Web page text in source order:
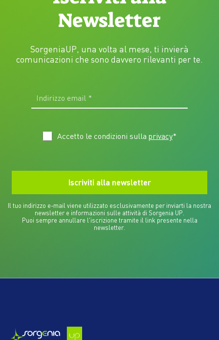
Newsletter
SorgeniaUP, una volta al mese, ti invierà
comunicazioni che sono davvero rilevanti per te.
Accetto le condizioni sulla privacy*
Il tuo indirizzo e-mail viene utilizzato esclusivamente per inviarti la nostra
newsletter e informazioni sulle attività di Sorgenia UP.
Puoi sempre annullare l'iscrizione tramite il link presente nella
newsletter.